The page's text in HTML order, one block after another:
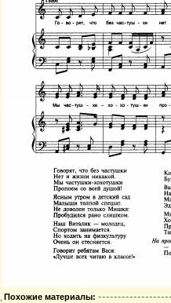
Похожие материалы: